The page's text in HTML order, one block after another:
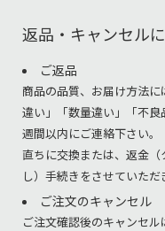
返品・キャンセル
ご返品
商品の品質、お届け方法
違い」「数量違い」「不
週間以内にご連絡下さい。
直ちに交換または、返金
し）手続きをさせていただ
ご注文のキャンセル
ご注文確認後のキャンセル